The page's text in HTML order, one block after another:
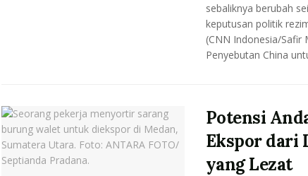
sebaliknya berubah
keputusan politik
(CNN Indonesia/Safir
Penyebutan China
Potensi
Ekspor dari
yang Lezat